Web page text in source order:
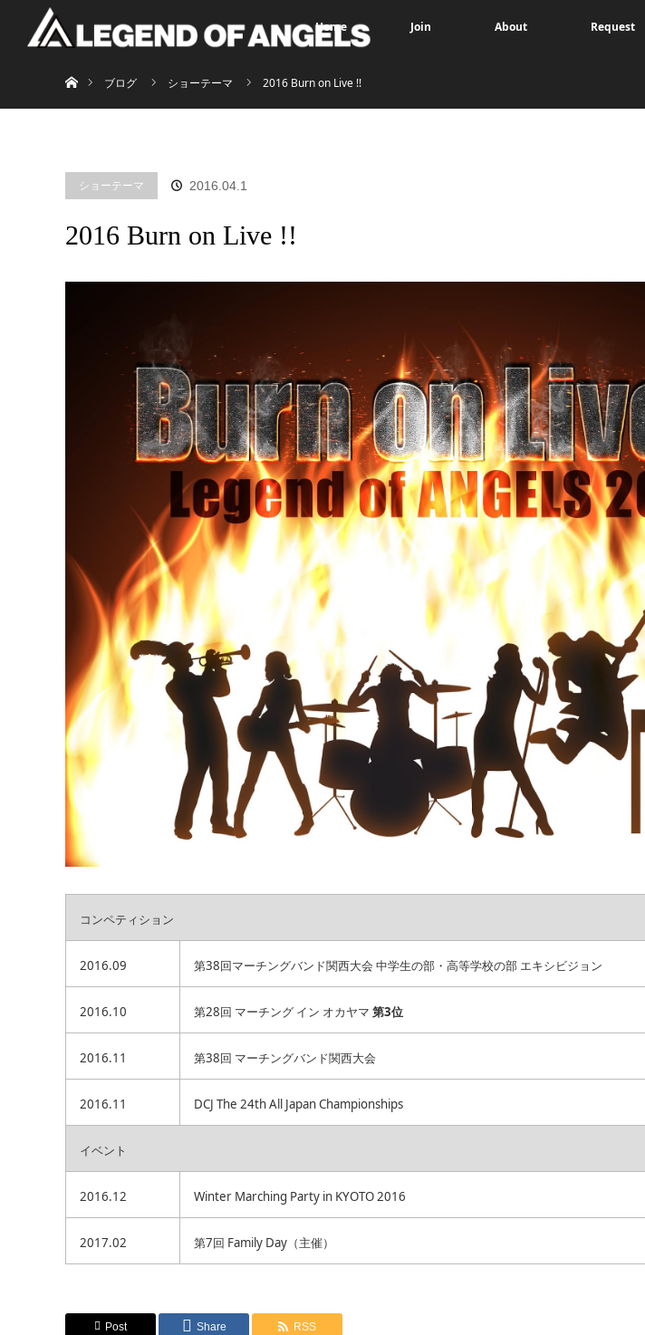
Home Join About Request
ブログ
ショーテーマ 2016 Burn on Live !!
ショーテーマ 2016.04.1
2016 Burn on Live !!
コンペティション
2016.09 第38回マーチングバンド関西大会 中学生の部・高等学校の部 エキシビジョン
2016.10 第28回 マーチング イン オカヤマ 第3位
2016.11 第38回 マーチングバンド関西大会
2016.11 DCJ The 24th All Japan Championships
イベント
2016.12 Winter Marching Party in KYOTO 2016
2017.02 第7回 Family Day（主催）
Post Share RSS